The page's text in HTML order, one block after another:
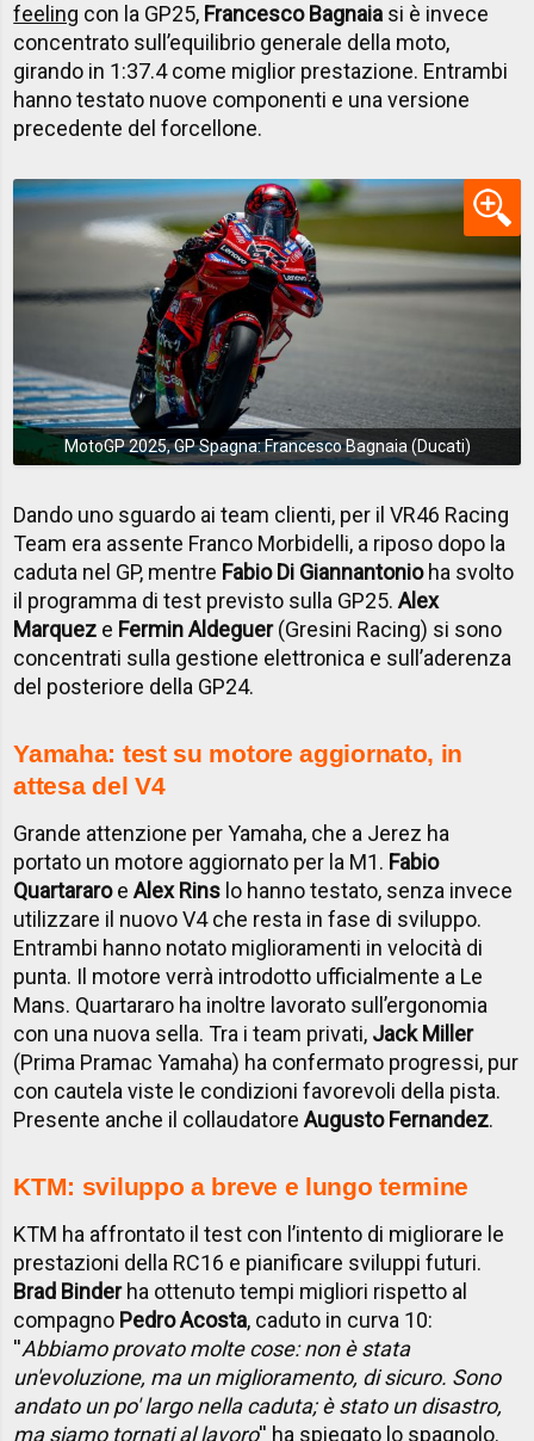
feeling con la GP25, Francesco Bagnaia si è invece
concentrato sull’equilibrio generale della moto,
girando in 1:37.4 come miglior prestazione. Entrambi
hanno testato nuove componenti e una versione
precedente del forcellone.
MotoGP 2025, GP Spagna: Francesco Bagnaia (Ducati)
Dando uno sguardo ai team clienti, per il VR46 Racing
Team era assente Franco Morbidelli, a riposo dopo la
caduta nel GP, mentre Fabio Di Giannantonioha svolto
il programma di test previsto sulla GP25.Alex
Marquez e Fermin Aldeguer(Gresini Racing) si sono
concentrati sulla gestione elettronica e sull’aderenza
del posteriore della GP24.
Yamaha: test su motore aggiornato, in
attesa del V4
Grande attenzione per Yamaha, che a Jerez ha
portato un motore aggiornato per la M1. Fabio
QuartararoeAlex Rins lo hanno testato, senza invece
utilizzare il nuovo V4 che resta in fase di sviluppo.
Entrambi hanno notato miglioramenti in velocità di
punta. Il motore verrà introdotto ufficialmente a Le
Mans. Quartararo ha inoltre lavorato sull’ergonomia
con una nuova sella. Tra i team privati, Jack Miller
(Prima Pramac Yamaha) ha confermato progressi, pur
con cautela viste le condizioni favorevoli della pista.
Presente anche il collaudatore Augusto Fernandez.
KTM: sviluppo a breve e lungo termine
KTM ha affrontato il test con l’intento di migliorare le
prestazioni della RC16 e pianificare sviluppi futuri.
Brad Binderha ottenuto tempi migliori rispetto al
compagno Pedro Acosta, caduto in curva 10:
''Abbiamo provato molte cose: non è stata
un'evoluzione, ma un miglioramento, di sicuro. Sono
andato un po' largo nella caduta; è stato un disastro,
ma siamo tornati al lavoro'' ha spiegato lo spagnolo.